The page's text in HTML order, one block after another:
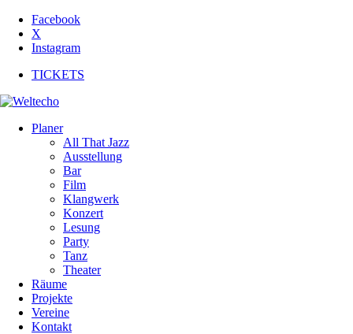
Facebook
X
Instagram
TICKETS
Planer
All That Jazz
Ausstellung
Bar
Film
Klangwerk
Konzert
Lesung
Party
Tanz
Theater
Räume
Projekte
Vereine
Kontakt